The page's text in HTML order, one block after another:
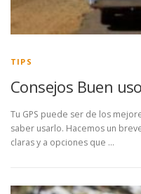
TIPS
Consejos Buen
Tu GPS puede ser de los
saber usarlo. Hacemos un
claras y a opciones que …